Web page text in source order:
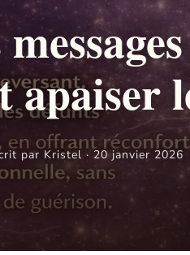
apaiser
par Kristel · 20 janvier 2026